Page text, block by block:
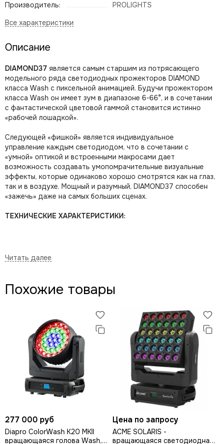
Производитель:
PROLIGHTS
Описание
DIAMOND37 является самым старшим из потрясающего
модельного ряда светодиодных прожекторов DIAMOND
класса Wash с пиксельной анимацией. Будучи прожектором
класса Wash он имеет зум в диапазоне 6-66°, и в сочетании
с фантастической цветовой гаммой становится истинно
«рабочей лошадкой».
Следующей «фишкой» является индивидуальное
управление каждым светодиодом, что в сочетании с
«умной» оптикой и встроенными макросами дает
возможность создавать умопомрачительные визуальные
эффекты, которые одинаково хорошо смотрятся как на глаз,
так и в воздухе. Мощный и разумный, DIAMOND37 способен
«зажечь» даже на самых больших сценах.
ТЕХНИЧЕСКИЕ ХАРАКТЕРИСТИКИ:
Похожие товары
277 000 руб
Diapro ColorWash K20 MKII
вращающаяся голова Wash,
Цена по запросу
ACME SOLARIS -
вращающаяся светодиодная